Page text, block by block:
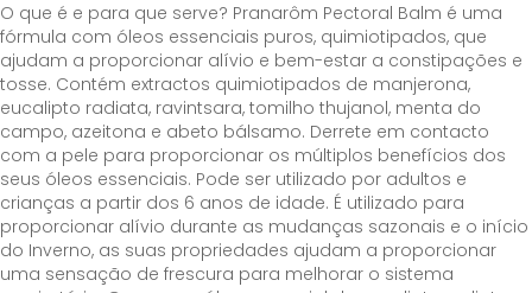
O que é e para que serve? Pranarôm Pectoral Balm é uma
fórmula com óleos essenciais puros, quimiotipados, que
ajudam a proporcionar alívio e bem-estar a constipações e
tosse. Contém extractos quimiotipados de manjerona,
eucalipto radiata, ravintsara, tomilho thujanol, menta do
campo, azeitona e abeto bálsamo. Derrete em contacto
com a pele para proporcionar os múltiplos benefícios dos
seus óleos essenciais. Pode ser utilizado por adultos e
crianças a partir dos 6 anos de idade. É utilizado para
proporcionar alívio durante as mudanças sazonais e o início
do Inverno, as suas propriedades ajudam a proporcionar
uma sensação de frescura para melhorar o sistema